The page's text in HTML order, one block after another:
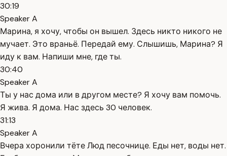
30:19
Speaker A
Марина, я хочу, чтобы он вышел. Здесь никто никого не
мучает. Это враньё. Передай ему. Слышишь, Марина? Я
иду к вам. Напиши мне, где ты.
30:40
Speaker A
Ты у нас дома или в другом месте? Я хочу вам помочь.
Я жива. Я дома. Нас здесь 30 человек.
31:13
Speaker A
Вчера хоронили тёте Люд песочнице. Еды нет, воды нет.